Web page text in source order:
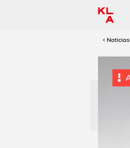
< Notícias